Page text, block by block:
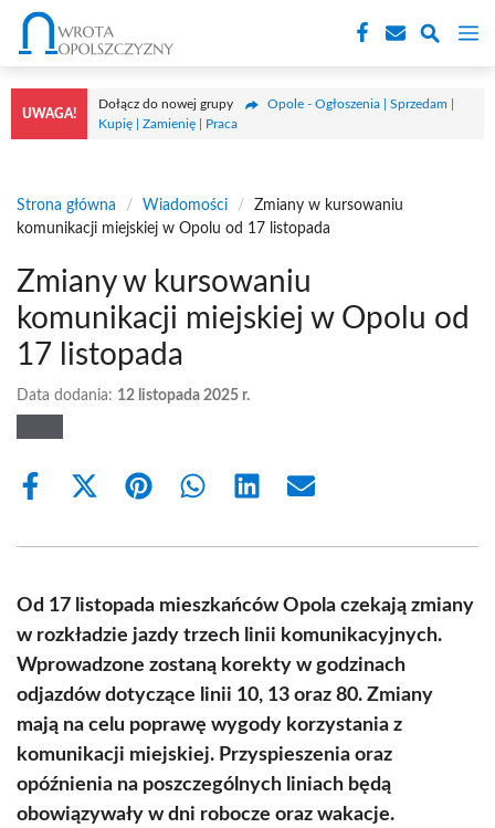
Przejdź
treści
UWAGA!
Dołącz do nowej grupy
Opole - Ogłoszenia | Sprzedam |
Kupię | Zamienię | Praca
Strona główna / Wiadomości /
Zmiany w kursowaniu
komunikacji miejskiej w Opolu od 17 listopada
Zmiany w kursowaniu
komunikacji miejskiej w Opolu od
17 listopada
Data dodania: 12 listopada 2025 r.
Share
Share
(Twitter)
Share Share Share Share
Od 17 listopada mieszkańców Opola czekają zmiany
w rozkładzie jazdy trzech linii komunikacyjnych.
Wprowadzone zostaną korekty w godzinach
odjazdów dotyczące linii 10, 13 oraz 80. Zmiany
mają na celu poprawę wygody korzystania z
komunikacji miejskiej. Przyspieszenia oraz
opóźnienia na poszczególnych liniach będą
obowiązywały w dni robocze oraz wakacje.